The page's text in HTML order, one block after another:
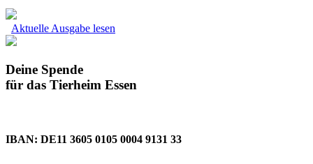
Aktuelle Ausgabe lesen
Deine Spende
für das Tierheim Essen
IBAN: DE11 3605 0105 0004 9131 33